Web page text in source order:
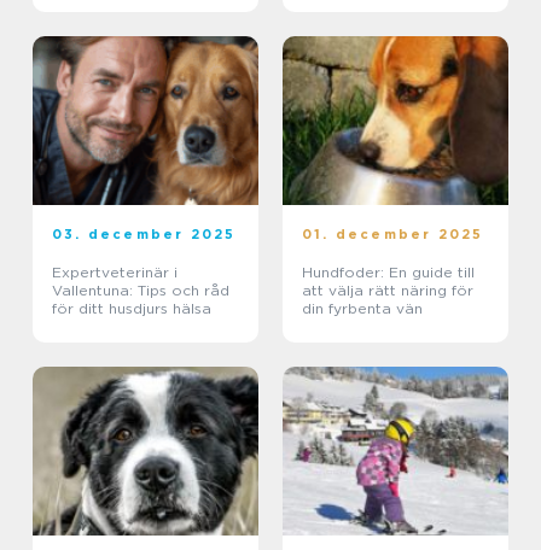
03. december 2025
Expertveterinär i
Vallentuna: Tips och råd
för ditt husdjurs hälsa
01. december 2025
Hundfoder: En guide till
att välja rätt näring för
din fyrbenta vän